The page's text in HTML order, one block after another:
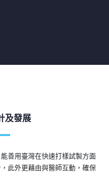
及發展
善用臺灣在快速打樣試製方面
此外更藉由與醫師互動，確保